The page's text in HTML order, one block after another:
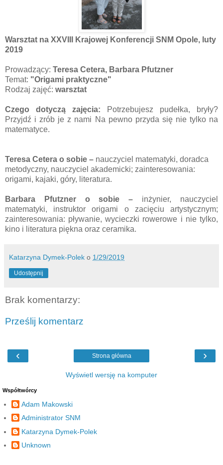
Warsztat na XXVIII Krajowej Konferencji SNM Opole, luty
2019
Prowadzący: Teresa Cetera, Barbara Pfutzner
Temat: "Origami praktyczne"
Rodzaj zajęć: warsztat
Czego dotyczą zajęcia:
Potrzebujesz pudełka, bryły?
Przyjdź i zrób je z nami Na pewno przyda się nie tylko na
matematyce.
Teresa Cetera o sobie – nauczyciel matematyki, doradca
metodyczny, nauczyciel akademicki; zainteresowania:
origami, kajaki, góry, literatura.
Barbara Pfutzner o sobie – inżynier, nauczyciel
matematyki, instruktor origami o zacięciu artystycznym;
zainteresowania: pływanie, wycieczki rowerowe i nie tylko,
kino i literatura piękna oraz ceramika.
Katarzyna Dymek-Polek o 1/29/2019
Udostępnij
Brak komentarzy:
Prześlij komentarz
‹ ›
Strona główna
Wyświetl wersję na komputer
Współtwórcy
Adam Makowski
Administrator SNM
Katarzyna Dymek-Polek
Unknown